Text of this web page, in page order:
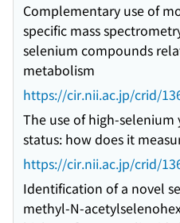
Complementary use of
specific mass
selenium compounds
metabolism
https://cir.nii.ac.jp/crid/
The use of high-selenium
status: how does it
https://cir.nii.ac.jp/crid/
Identification of a novel
methyl-N-